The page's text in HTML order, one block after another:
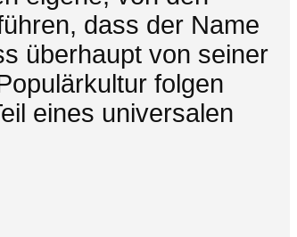
dass der Name
überhaupt von seiner
folgen
eines universalen